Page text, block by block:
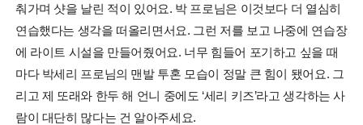
춰가며 샷을 날린 적이 있어요. 박 프로님은 이것보다 더 열심히
연습했다는 생각을 떠올리면서요. 그런 저를 보고 나중에 연습장
에 라이트 시설을 만들어줬어요. 너무 힘들어 포기하고 싶을 때
마다 박세리 프로님의 맨발 투혼 모습이 정말 큰 힘이 됐어요. 그
리고 제 또래와 한두 해 언니 중에도 ‘세리 키즈’라고 생각하는 사
람이 대단히 많다는 건 알아주세요.